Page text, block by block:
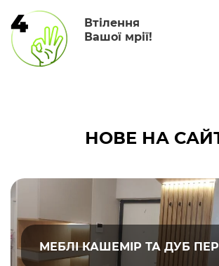
4
Втілення
Вашої мрії!
НОВЕ НА
МЕБЛІ КАШЕМІР ТА ДУБ